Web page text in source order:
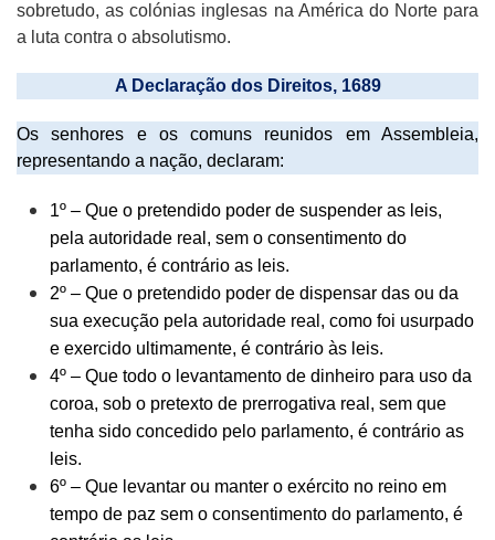
sobretudo, as colónias inglesas na América do Norte para
a luta contra o absolutismo.
A Declaração dos Direitos, 1689
Os senhores e os comuns reunidos em Assembleia,
representando a nação, declaram:
1º – Que o pretendido poder de suspender as leis,
pela autoridade real, sem o consentimento do
parlamento, é contrário as leis.
2º – Que o pretendido poder de dispensar das ou da
sua execução pela autoridade real, como foi usurpado
e exercido ultimamente, é contrário às leis.
4º – Que todo o levantamento de dinheiro para uso da
coroa, sob o pretexto de prerrogativa real, sem que
tenha sido concedido pelo parlamento, é contrário as
leis.
6º – Que levantar ou manter o exército no reino em
tempo de paz sem o consentimento do parlamento, é